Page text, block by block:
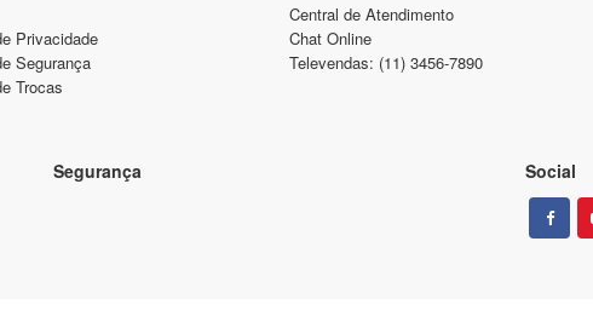
Privacidade
Segurança
Trocas
Central de Atendimento
Chat Online
Televendas: (11) 3456-7890
Segurança Social